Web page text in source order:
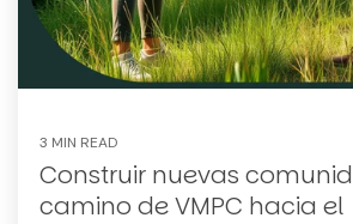
3 MIN READ
Construir nuevas
camino de VMPC hacia el